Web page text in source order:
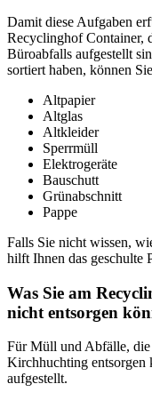
Damit diese Aufgaben
Recyclinghof Container,
Büroabfalls aufgestellt
sortiert haben, können
Altpapier
Altglas
Altkleider
Sperrmüll
Elektrogeräte
Bauschutt
Grünabschnitt
Pappe
Falls Sie nicht wissen,
hilft Ihnen das geschulte
Was Sie am
nicht entsorgen
Für Müll und Abfälle,
Kirchhuchting entsorgen
aufgestellt.